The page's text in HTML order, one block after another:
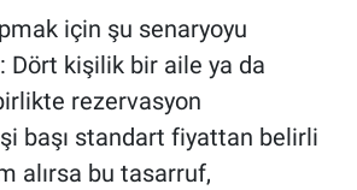
için şu senaryoyu
Dört kişilik bir aile ya da
rezervasyon
başı standart fiyattan belirli
alırsa bu tasarruf,